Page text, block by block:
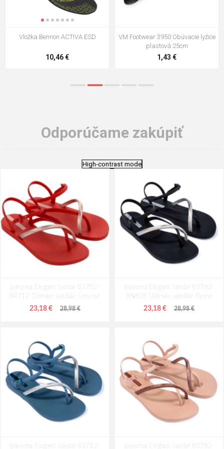
Vložka Bennon ACTIVA ESD
10,46 €
VM Footwear 3950 Obúvacie lyžice
plastová 25cm
1,43 €
Odporúčame zakúpiť
High-contrast mode
Ipanema Elegant Sandal 83782-
BR712 Dámske sandále červené
23,18 € 28,98 €
Ipanema Elegant Sandal 83782-
BN808 Dámske sandále čierne
23,18 € 28,98 €
Ipanema Elegant Sandal 83782-
Ipanema Elegant Sandal 83782-